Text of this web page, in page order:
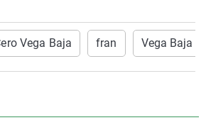
Vega Baja fran Vega Baja